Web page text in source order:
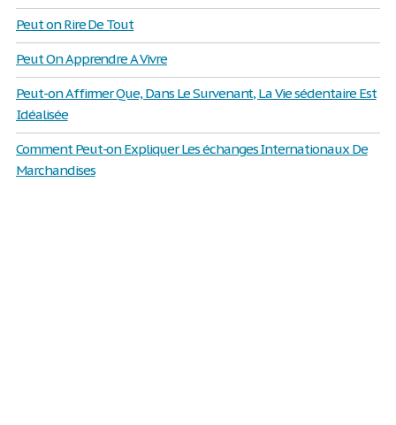
Peut on Rire De Tout
Peut On Apprendre A Vivre
Peut-on Affirmer Que, Dans Le Survenant, La Vie sédentaire Est
Idéalisée
Comment Peut-on Expliquer Les échanges Internationaux De
Marchandises